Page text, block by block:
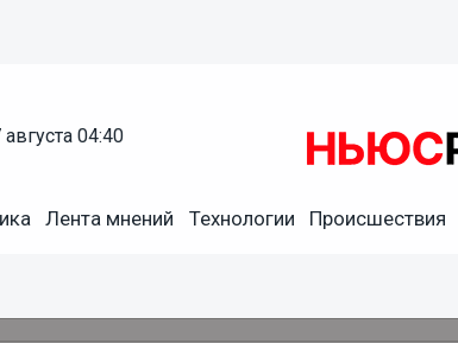
августа 04:40
Лента мнений Технологии Происшествия
Сарова приглашает на две